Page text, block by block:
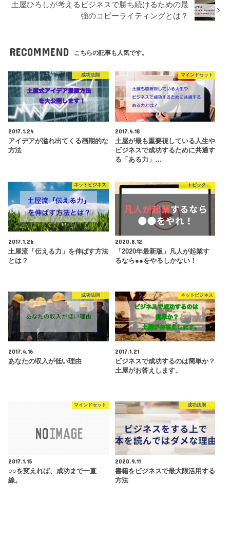
土屋ひろしが考えるビジネスで勝ち続けるための最
強のコピーライティングとは？
RECOMMEND こちらの記事も人気です。
成功法則
2017.1.24
アイデアが溢れ出てくる画期的な
方法
マインドセット
2017.4.18
土屋が最も重要視している人生や
ビジネスで成功するために共通す
る「ある力」…
ネットビジネス
2017.1.26
土屋流「伝える力」を伸ばす方法
とは？
トピック
2020.8.12
「2020年最新版」凡人が起業す
るなら●●をやるしかない！
成功法則
2017.4.16
あなたの収入が低い理由
ネットビジネス
2017.1.21
ビジネスで成功するのは簡単か？
土屋がお答えします。
マインドセット
2017.1.15
○○を変えれば、成功まで一直
線。
成功法則
2020.9.11
書籍をビジネスで最大限活用する
方法